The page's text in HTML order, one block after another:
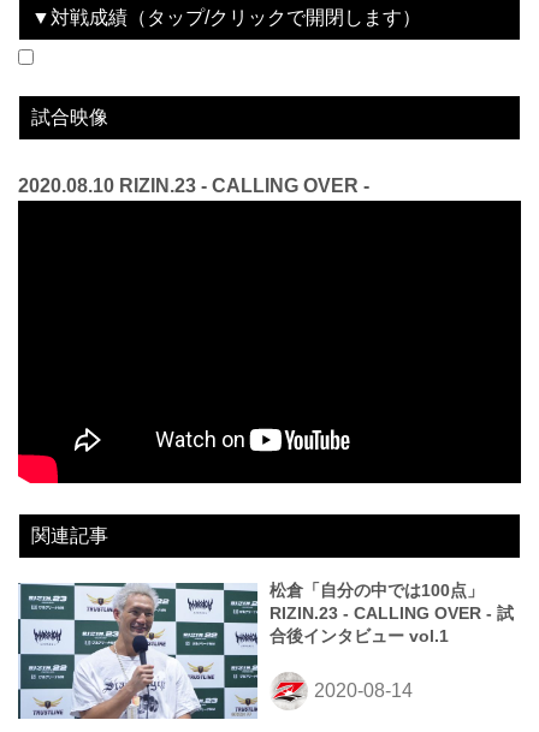
▼対戦成績（タップ/クリックで開閉します）
試合映像
2020.08.10 RIZIN.23 - CALLING OVER -
関連記事
松倉「自分の中では100点」
RIZIN.23 - CALLING OVER - 試
合後インタビュー vol.1